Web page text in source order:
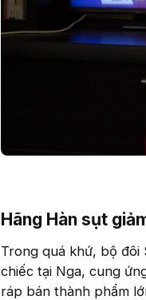
Hãng Hàn sụt
Trong quá khứ, bộ đôi
chiếc tại Nga, cung
ráp bán thành phẩm